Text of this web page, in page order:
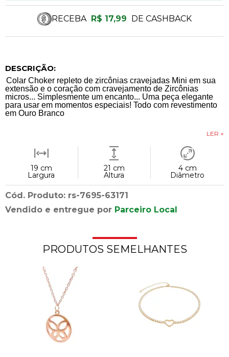
DESCRIÇÃO:
Colar Choker repleto de zircônias cravejadas Mini em sua
extensão e o coração com cravejamento de Zircônias
micros... Simplesmente um encanto... Uma peça elegante
para usar em momentos especiais! Todo com revestimento
em Ouro Branco
LER +
19 cm
Largura
21 cm
Altura
4 cm
Diâmetro
Cód. Produto: rs-7695-63171
Vendido e entregue por Parceiro Local
RECEBA R$ 17,99 DE CASHBACK
PRODUTOS SEMELHANTES